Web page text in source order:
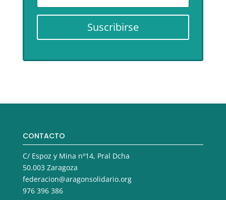
Suscribirse
CONTACTO
C/ Espoz y Mina nº14, Pral Dcha
50.003 Zaragoza
federacion@aragonsolidario.org
976 396 386